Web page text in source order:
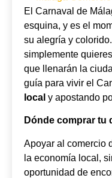
El Carnaval de
esquina, y es el
su alegría y
simplemente
que llenarán la
guía para vivir el
local y apostando
Dónde comprar tu
Apoyar al comercio
la economía local,
oportunidad de